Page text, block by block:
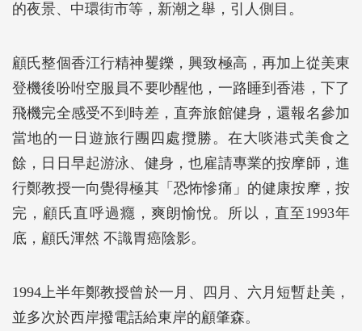
的夜景、中環街市等，新潮之舉，引人側目。
顧氏整個香江行精神矍鑠，興致極高，再加上從美東
登機後吩咐空服員不要吵醒他，一路睡到香港，下了
飛機完全感受不到時差，直奔旅館健身，還報名參加
當地的一日遊旅行團四處攬勝。在大啖港式美食之
餘，日日早起游泳、健身，也雇請專業的按摩師，進
行鄭教授一向覺得極其「恐怖慘痛」的健康按摩，按
完，顧氏直呼過癮，爽朗愉悅。所以，直至1993年
底，顧氏渾然 不識胃癌陰影。
1994上半年鄭教授曾於一月、四月、六月短暫赴美，
並多次於西岸撥電話給東岸的顧肇森。